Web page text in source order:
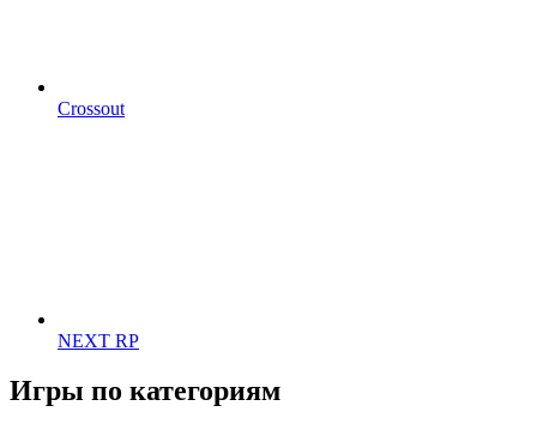
Crossout
NEXT RP
Игры по категориям